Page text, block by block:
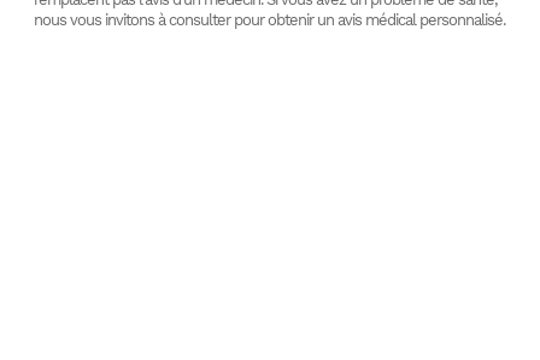
nous vous invitons à consulter pour obtenir un avis médical personnalisé.